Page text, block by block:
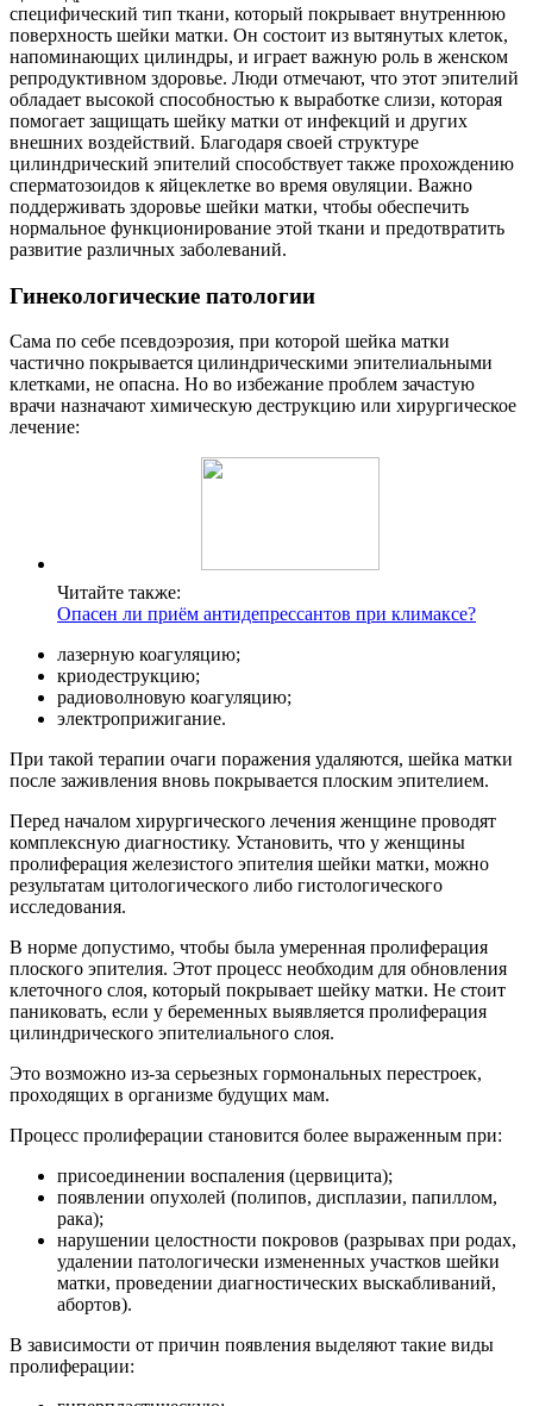
специфический тип ткани, который покрывает внутреннюю
поверхность шейки матки. Он состоит из вытянутых клеток,
напоминающих цилиндры, и играет важную роль в женском
репродуктивном здоровье. Люди отмечают, что этот эпителий
обладает высокой способностью к выработке слизи, которая
помогает защищать шейку матки от инфекций и других
внешних воздействий. Благодаря своей структуре
цилиндрический эпителий способствует также прохождению
сперматозоидов к яйцеклетке во время овуляции. Важно
поддерживать здоровье шейки матки, чтобы обеспечить
нормальное функционирование этой ткани и предотвратить
развитие различных заболеваний.
Гинекологические патологии
Сама по себе псевдоэрозия, при которой шейка матки
частично покрывается цилиндрическими эпителиальными
клетками, не опасна. Но во избежание проблем зачастую
врачи назначают химическую деструкцию или хирургическое
лечение:
Читайте также:
Опасен ли приём антидепрессантов при климаксе?
лазерную коагуляцию;
криодеструкцию;
радиоволновую коагуляцию;
электроприжигание.
При такой терапии очаги поражения удаляются, шейка матки
после заживления вновь покрывается плоским эпителием.
Перед началом хирургического лечения женщине проводят
комплексную диагностику. Установить, что у женщины
пролиферация железистого эпителия шейки матки, можно
результатам цитологического либо гистологического
исследования.
В норме допустимо, чтобы была умеренная пролиферация
плоского эпителия. Этот процесс необходим для обновления
клеточного слоя, который покрывает шейку матки. Не стоит
паниковать, если у беременных выявляется пролиферация
цилиндрического эпителиального слоя.
Это возможно из-за серьезных гормональных перестроек,
проходящих в организме будущих мам.
Процесс пролиферации становится более выраженным при:
присоединении воспаления (цервицита);
появлении опухолей (полипов, дисплазии, папиллом,
рака);
нарушении целостности покровов (разрывах при родах,
удалении патологически измененных участков шейки
матки, проведении диагностических выскабливаний,
абортов).
В зависимости от причин появления выделяют такие виды
пролиферации: